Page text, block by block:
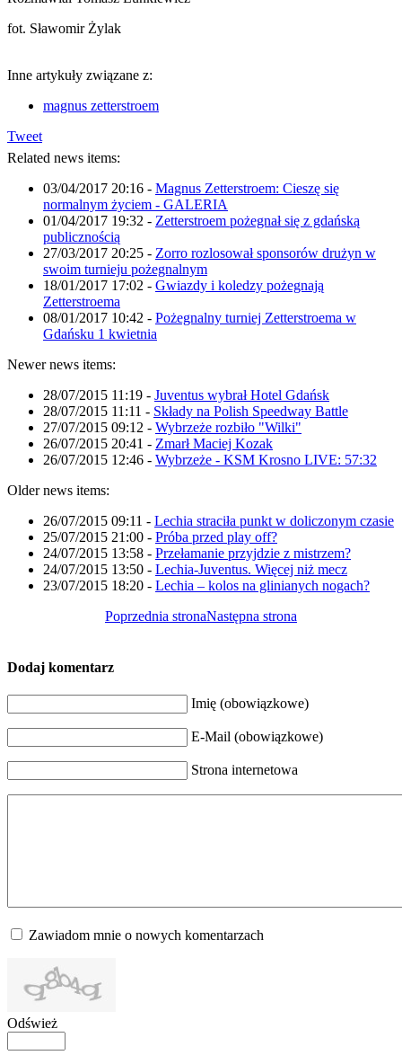
fot. Sławomir Żylak
Inne artykuły związane z:
magnus zetterstroem
Tweet
Related news items:
03/04/2017 20:16 - Magnus Zetterstroem: Cieszę się
normalnym życiem - GALERIA
01/04/2017 19:32 - Zetterstroem pożegnał się z gdańską
publicznością
27/03/2017 20:25 - Zorro rozlosował sponsorów drużyn w
swoim turnieju pożegnalnym
18/01/2017 17:02 - Gwiazdy i koledzy pożegnają
Zetterstroema
08/01/2017 10:42 - Pożegnalny turniej Zetterstroema w
Gdańsku 1 kwietnia
Newer news items:
28/07/2015 11:19 - Juventus wybrał Hotel Gdańsk
28/07/2015 11:11 - Składy na Polish Speedway Battle
27/07/2015 09:12 - Wybrzeże rozbiło "Wilki"
26/07/2015 20:41 - Zmarł Maciej Kozak
26/07/2015 12:46 - Wybrzeże - KSM Krosno LIVE: 57:32
Older news items:
26/07/2015 09:11 - Lechia straciła punkt w doliczonym czasie
25/07/2015 21:00 - Próba przed play off?
24/07/2015 13:58 - Przełamanie przyjdzie z mistrzem?
24/07/2015 13:50 - Lechia-Juventus. Więcej niż mecz
23/07/2015 18:20 - Lechia – kolos na glinianych nogach?
Poprzednia stronaNastępna strona
Dodaj komentarz
Imię (obowiązkowe)
E-Mail (obowiązkowe)
Strona internetowa
Zawiadom mnie o nowych komentarzach
Odśwież